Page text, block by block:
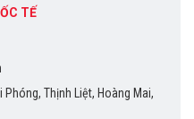
TẾ
Thịnh Liệt, Hoàng Mai,